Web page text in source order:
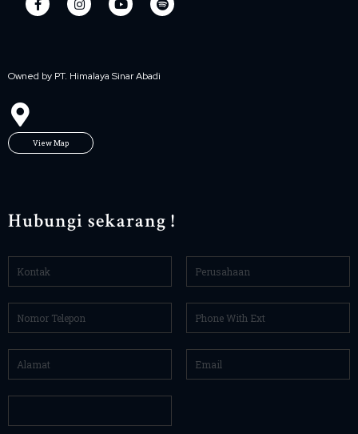
Owned by PT. Himalaya Sinar Abadi
View Map
Hubungi sekarang !